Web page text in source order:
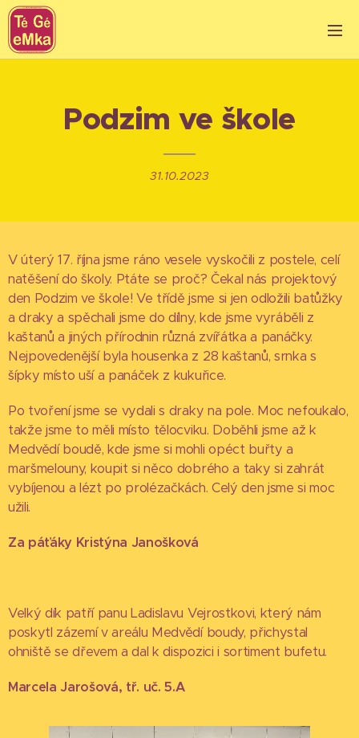
Podzim ve škole
31.10.2023
V úterý 17. října jsme ráno vesele vyskočili z postele, celí
natěšení do školy. Ptáte se proč? Čekal nás projektový
den Podzim ve škole! Ve třídě jsme si jen odložili batůžky
a draky a spěchali jsme do dílny, kde jsme vyráběli z
kaštanů a jiných přírodnin různá zvířátka a panáčky.
Nejpovedenější byla housenka z 28 kaštanů, srnka s
šípky místo uší a panáček z kukuřice.
Po tvoření jsme se vydali s draky na pole. Moc nefoukalo,
takže jsme to měli místo tělocviku. Doběhli jsme až k
Medvědí boudě, kde jsme si mohli opéct buřty a
maršmelouny, koupit si něco dobrého a taky si zahrát
vybíjenou a lézt po prolézačkách. Celý den jsme si moc
užili.
Za páťáky Kristýna Janošková
Velký dík patří panu Ladislavu Vejrostkovi, který nám
poskytl zázemí v areálu Medvědí boudy, přichystal
ohniště se dřevem a dal k dispozici i sortiment bufetu.
Marcela Jarošová, tř. uč. 5.A